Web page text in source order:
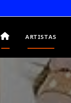
ARTISTAS